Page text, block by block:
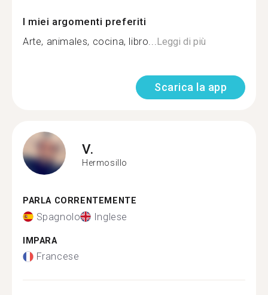
I miei argomenti preferiti
Arte, animales, cocina, libro...Leggi di più
Scarica la app
V.
Hermosillo
PARLA CORRENTEMENTE
Spagnolo Inglese
IMPARA
Francese